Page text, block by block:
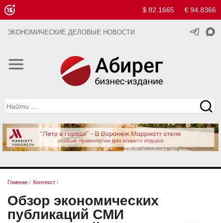
$ 82.1665 € 94.8366
ЭКОНОМИЧЕСКИЕ ДЕЛОВЫЕ НОВОСТИ
Главная / Контекст /
Обзор экономических
публикаций СМИ